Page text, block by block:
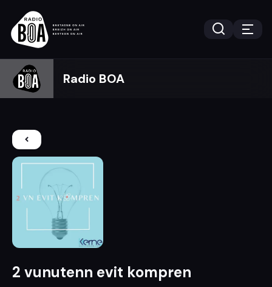
Radio BOA
2 vunutenn evit kompren